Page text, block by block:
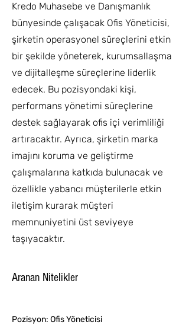
Kredo Muhasebe ve Danışmanlık
bünyesinde çalışacak Ofis Yöneticisi,
şirketin operasyonel süreçlerini etkin
bir şekilde yöneterek, kurumsallaşma
ve dijitalleşme süreçlerine liderlik
edecek. Bu pozisyondaki kişi,
performans yönetimi süreçlerine
destek sağlayarak ofis içi verimliliği
artıracaktır. Ayrıca, şirketin marka
imajını koruma ve geliştirme
çalışmalarına katkıda bulunacak ve
özellikle yabancı müşterilerle etkin
iletişim kurarak müşteri
memnuniyetini üst seviyeye
taşıyacaktır.
Aranan Nitelikler
Pozisyon: Ofis Yöneticisi